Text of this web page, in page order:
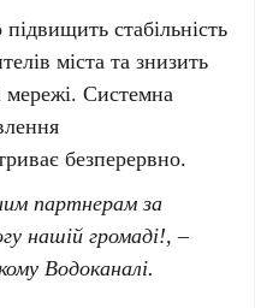
стабільність
міста та знизить
мережі. Системна
безперервно.
партнерам за
нашій громаді!, –
Водоканалі.